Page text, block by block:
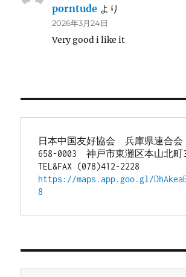
porntude より
2026年3月24日
Very good i like it
日本中国友好協会　兵庫県連合会
658-0003　神戸市東灘区本山北町
TEL&FAX (078)412-2228
https://maps.app.goo.gl/
8
メールアドレスを入力...